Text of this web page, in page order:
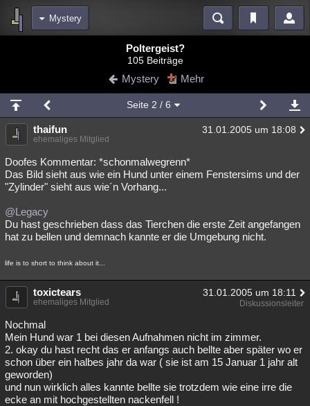
Mystery
Blogs Videos
Chat Wiki Neuigkeiten
meine Rubriken
Menschen Mystery Kriminalfälle
Spiritualität Verschwörungen Technologie
Natur Umfragen Unterhaltung
weitere Rubriken
Philosophie Träume Orte Esoterik Literatur
Musik Clash Verbesserungen Allmystery English
Übersichten
Besucht
Lesenswert Schlüsselwörter
Poltergeist?
105 Beiträge
Mystery Mehr
Seite 2 / 6
thaifun 31.01.2005 um 18:08
ehemaliges Mitglied
Doofes Kommentar: *schonmalwegrenn*
Das Bild sieht aus wie ein Hund unter einem Fenstersims und der
"Zylinder" sieht aus wie´n Vorhang...
@Legacy
Du hast geschrieben dass das Tierchen die erste Zeit angefangen
hat zu bellen und demnach kannte er die Umgebung nicht.
life is to short to think about it...
toxictears 31.01.2005 um 18:11
ehemaliges Mitglied Diskussionsleiter
Nochmal
Mein Hund war 1 bei diesen Aufnahmen nicht im zimmer.
2. okay du hast recht das er anfangs auch bellte aber später wo er
schon über ein halbes jahr da war ( sie ist am 15 Januar 1 jahr alt
geworden)
und nun wirklich alles kannte bellte sie trotzdem wie eine irre die
ecke an mit hochgestellten nackenfell !